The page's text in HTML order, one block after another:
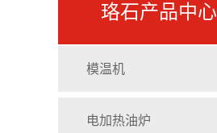
珞石产品中心
模温机
油式模温机
电加热油炉